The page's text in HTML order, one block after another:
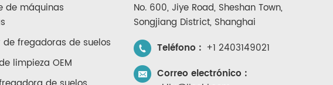
de máquinas
de fregadoras de suelos
limpieza OEM
No. 600, Jiye Road, Sheshan Town,
Songjiang District, Shanghai
Teléfono : +1 2403149021
Correo electrónico :